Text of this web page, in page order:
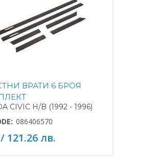
ВРАТИ 6 БРОЯ
CIVIC H/B (1992 - 1996)
086406570
121.26 лв.